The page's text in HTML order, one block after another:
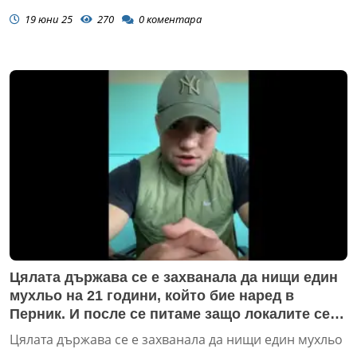
19 юни 25 270 0коментара
Цялата държава се е захванала да нищи един
мухльо на 21 години, който бие наред в
Перник. И после се питаме защо локалите се
чувстват безнаказани
Цялата държава се е захванала да нищи един мухльо